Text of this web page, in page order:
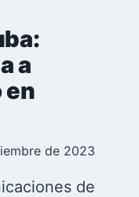
a
en
de 2023
de